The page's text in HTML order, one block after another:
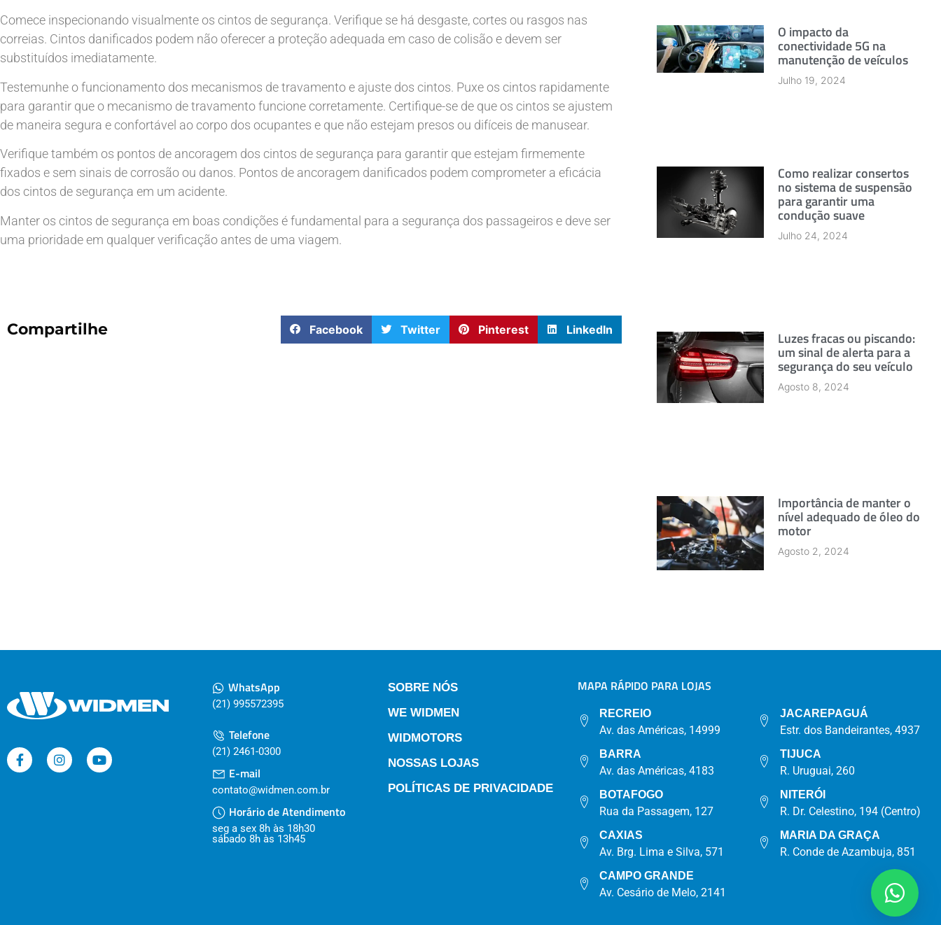
Comece inspecionando visualmente os cintos de segurança. Verifique se há desgaste, cortes ou rasgos nas
correias. Cintos danificados podem não oferecer a proteção adequada em caso de colisão e devem ser
substituídos imediatamente.
Testemunhe o funcionamento dos mecanismos de travamento e ajuste dos cintos. Puxe os cintos rapidamente
para garantir que o mecanismo de travamento funcione corretamente. Certifique-se de que os cintos se ajustem
de maneira segura e confortável ao corpo dos ocupantes e que não estejam presos ou difíceis de manusear.
Verifique também os pontos de ancoragem dos cintos de segurança para garantir que estejam firmemente
fixados e sem sinais de corrosão ou danos. Pontos de ancoragem danificados podem comprometer a eficácia
dos cintos de segurança em um acidente.
Manter os cintos de segurança em boas condições é fundamental para a segurança dos passageiros e deve ser
uma prioridade em qualquer verificação antes de uma viagem.
Compartilhe Facebook Twitter Pinterest LinkedIn
O impacto da
conectividade 5G na
manutenção de veículos
Julho 19, 2024
Como realizar consertos
no sistema de suspensão
para garantir uma
condução suave
Julho 24, 2024
Luzes fracas ou piscando:
um sinal de alerta para a
segurança do seu veículo
Agosto 8, 2024
Importância de manter o
nível adequado de óleo do
motor
Agosto 2, 2024
WhatsApp
(21) 995572395
Telefone
(21) 2461-0300
E-mail
contato@widmen.com.br
Horário de Atendimento
seg a sex 8h às 18h30
sábado 8h às 13h45
SOBRE NÓS
WE WIDMEN
WIDMOTORS
NOSSAS LOJAS
POLÍTICAS DE PRIVACIDADE
MAPA RÁPIDO PARA LOJAS
RECREIO
Av. das Américas, 14999
BARRA
Av. das Américas, 4183
BOTAFOGO
Rua da Passagem, 127
CAXIAS
Av. Brg. Lima e Silva, 571
CAMPO GRANDE
Av. Cesário de Melo, 2141
JACAREPAGUÁ
Estr. dos Bandeirantes, 4937
TIJUCA
R. Uruguai, 260
NITERÓI
R. Dr. Celestino, 194 (Centro)
MARIA DA GRAÇA
R. Conde de Azambuja, 851